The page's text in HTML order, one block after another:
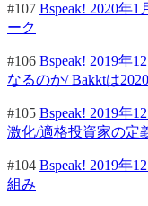
#107 Bspeak! 2020年1
ーク
#106 Bspeak! 2019年
なるのか/ Bakktは
#105 Bspeak! 2019年
激化/適格投資家の定
#104 Bspeak! 2019年
組み